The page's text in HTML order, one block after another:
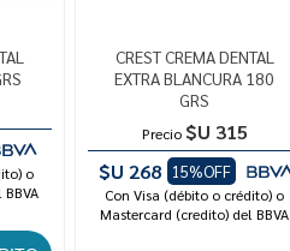
o
CREST CREMA DENTAL
EXTRA BLANCURA 180
GRS
Precio $U 315
$U 268
15%OFF
Con Visa (débito o crédito) o
Mastercard (credito) del BBVA